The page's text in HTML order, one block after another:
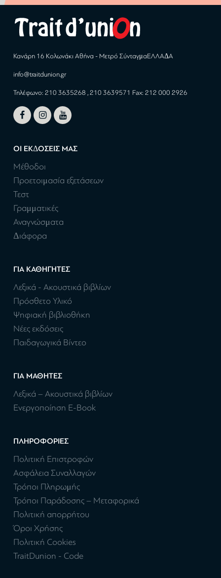
Κανάρη 16 Κολωνάκι Αθήνα - Μετρό ΣύνταγμαΕΛΛΑΔΑ
info@traitdunion.gr
Τηλέφωνο: 210 3635268 , 210 3639571 Fax: 212 000 2926
  
ΟΙ ΕΚΔΟΣΕΙΣ ΜΑΣ
Μέθοδοι
Προετοιμασία εξετάσεων
Τεστ
Γραμματικές
Αναγνώσματα
Διάφορα
ΓΙΑ ΚΑΘΗΓΗΤΕΣ
Λεξικά - Ακουστικά βιβλίων
Πρόσθετο Υλικό
Ψηφιακή βιβλιοθήκη
Νέες εκδόσεις
Παιδαγωγικά Βίντεο
ΓΙΑ ΜΑΘΗΤΕΣ
Λεξικά – Ακουστικά βιβλίων
Ενεργοποίηση E-Book
ΠΛΗΡΟΦΟΡΙΕΣ
Πολιτική Επιστροφών
Ασφάλεια Συναλλαγών
Τρόποι Πληρωμής
Τρόποι Παράδοσης – Μεταφορικά
Πολιτική απορρήτου
Όροι Χρήσης
Πολιτική Cookies
TraitDunion - Code